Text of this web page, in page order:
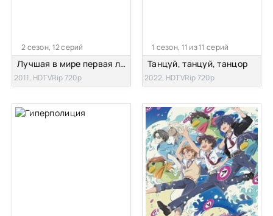
2 сезон, 12 серий
Лучшая в мире первая любовь [ТВ-2]
2011, HDTVRip 720p
1 сезон, 11 из 11 серий
Танцуй, танцуй, танцор
2022, HDTVRip 720p